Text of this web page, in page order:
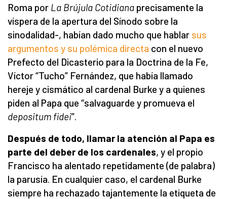
Roma por La Brújula Cotidiana precisamente la
víspera de la apertura del Sínodo sobre la
sinodalidad-, habían dado mucho que hablar sus
argumentos y su polémica directa con el nuevo
Prefecto del Dicasterio para la Doctrina de la Fe,
Víctor “Tucho” Fernández, que había llamado
hereje y cismático al cardenal Burke y a quienes
piden al Papa que “salvaguarde y promueva el
depositum fidei”.
Después de todo, llamar la atención al Papa es
parte del deber de los cardenales, y el propio
Francisco ha alentado repetidamente (de palabra)
la parusía. En cualquier caso, el cardenal Burke
siempre ha rechazado tajantemente la etiqueta de